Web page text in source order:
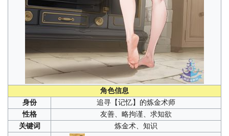
角色信息
身份
追寻【记忆】的炼金术师
性格
友善、略拘谨、求知欲
关键词
炼金术、知识